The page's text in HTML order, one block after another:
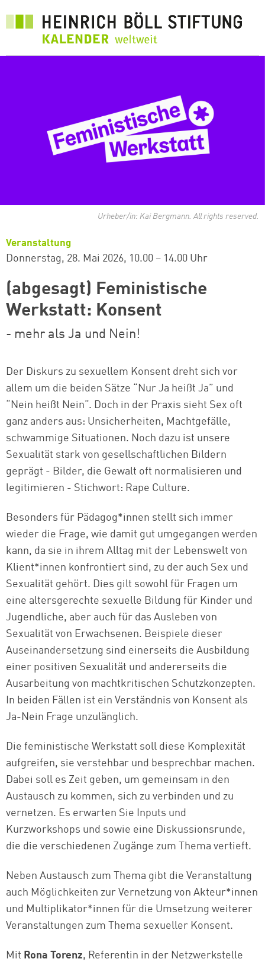
Urheber/in: Kai Bergmann. All rights reserved.
Veranstaltung
Donnerstag, 28. Mai 2026 10.00 – 14.00 Uhr
(abgesagt) Feministische
Werkstatt: Konsent
- mehr als Ja und Nein!
Der Diskurs zu sexuellem Konsent dreht sich vor
allem um die beiden Sätze “Nur Ja heißt Ja” und
“Nein heißt Nein”. Doch in der Praxis sieht Sex oft
ganz anders aus: Unsicherheiten, Machtgefälle,
schwammige Situationen. Noch dazu ist unsere
Sexualität stark von gesellschaftlichen Bildern
geprägt - Bilder, die Gewalt oft normalisieren und
legitimieren - Stichwort: Rape Culture.
Besonders für Pädagog*innen stellt sich immer
wieder die Frage, wie damit gut umgegangen werden
kann, da sie in ihrem Alltag mit der Lebenswelt von
Klient*innen konfrontiert sind, zu der auch Sex und
Sexualität gehört. Dies gilt sowohl für Fragen um
eine altersgerechte sexuelle Bildung für Kinder und
Jugendliche, aber auch für das Ausleben von
Sexualität von Erwachsenen. Beispiele dieser
Auseinandersetzung sind einerseits die Ausbildung
einer positiven Sexualität und andererseits die
Ausarbeitung von machtkritischen Schutzkonzepten.
In beiden Fällen ist ein Verständnis von Konsent als
Ja-Nein Frage unzulänglich.
Die feministische Werkstatt soll diese Komplexität
aufgreifen, sie verstehbar und besprechbar machen.
Dabei soll es Zeit geben, um gemeinsam in den
Austausch zu kommen, sich zu verbinden und zu
vernetzen. Es erwarten Sie Inputs und
Kurzworkshops und sowie eine Diskussionsrunde,
die die verschiedenen Zugänge zum Thema vertieft.
Neben Austausch zum Thema gibt die Veranstaltung
auch Möglichkeiten zur Vernetzung von Akteur*innen
und Multiplikator*innen für die Umsetzung weiterer
Veranstaltungen zum Thema sexueller Konsent.
Mit Rona Torenz, Referentin in der Netzwerkstelle